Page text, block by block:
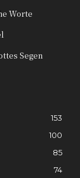
Worte
Segen
153
100
85
74